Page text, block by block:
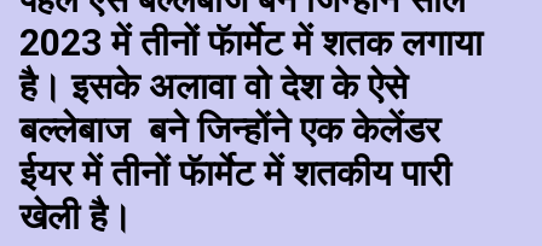
2023 में तीनों फॅार्मेट में शतक लगाया
है। इसके अलावा वो देश के ऐसे
बल्लेबाज बने जिन्होंने एक केलेंडर
ईयर में तीनों फॅार्मेट में शतकीय पारी
खेली है।